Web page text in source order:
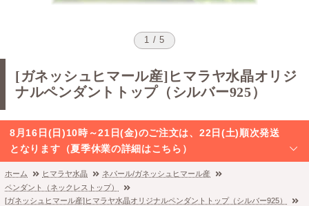
1 / 5
[ガネッシュヒマール産]ヒマラヤ水晶オリジ
ナルペンダントトップ（シルバー925）
8月16日(日)10時～21日(金)のご注文は、22日(土)順次発送
となります（夏季休業の詳細はこちら）
ホーム ヒマラヤ水晶
ネパール/ガネッシュヒマール産
ペンダント（ネックレストップ）
[ガネッシュヒマール産]ヒマラヤ水晶オリジナルペンダントトップ（シルバー925）